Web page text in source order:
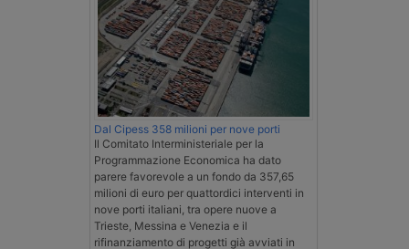
Dal Cipess 358 milioni per nove porti
Il Comitato Interministeriale per la
Programmazione Economica ha dato
parere favorevole a un fondo da 357,65
milioni di euro per quattordici interventi in
nove porti italiani, tra opere nuove a
Trieste, Messina e Venezia e il
rifinanziamento di progetti già avviati in